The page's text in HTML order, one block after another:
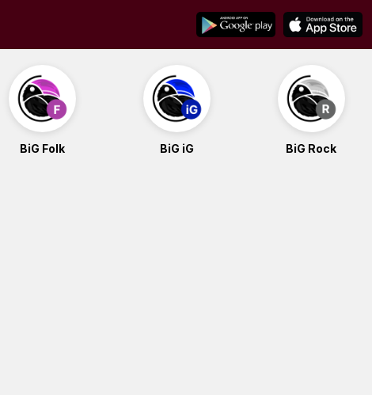
BiG Folk BiG iG BiG Rock